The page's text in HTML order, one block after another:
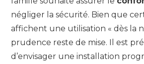
négliger la sécurité. Bien que
affichent une utilisation « dès la
prudence reste de mise. Il est
d’envisager une installation